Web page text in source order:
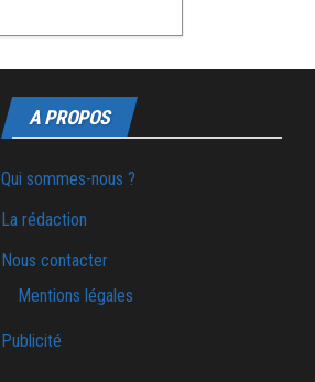
A PROPOS
Qui sommes-nous ?
La rédaction
Nous contacter
Mentions légales
Publicité